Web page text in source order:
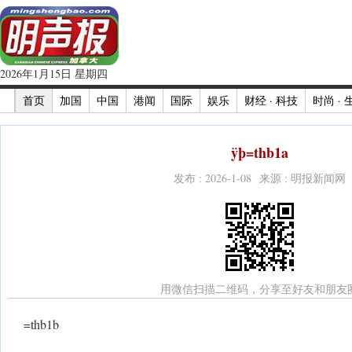
2026年1月15日 星期四
首页
加国 中国 港闻 国际 娱乐 财经 · 科技 时尚 ·
ÿþ=thb1a
发布 : 2026-1-08 来源 : 明报新闻网
用微信扫描二维码，分享至好友和朋友
=thb1b